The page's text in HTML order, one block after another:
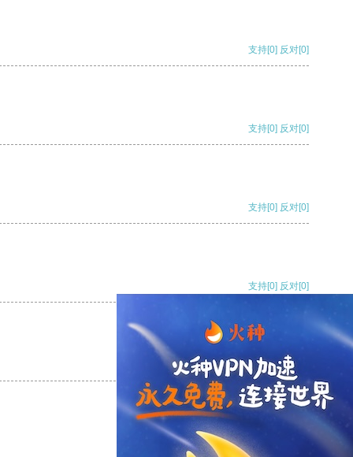
支持[0] 反对[0]
支持[0] 反对[0]
支持[0] 反对[0]
支持[0] 反对[0]
支持[0] 反对
支持